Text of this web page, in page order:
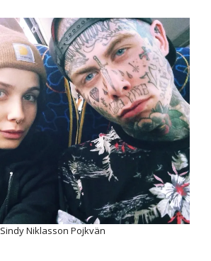
Sindy Niklasson Pojkvän